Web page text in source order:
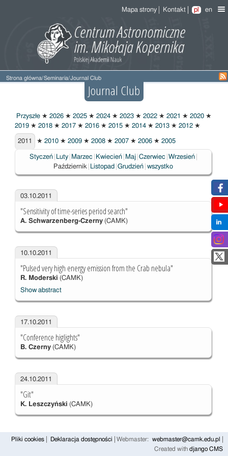
Mapa strony Kontakt pl en
Strona główna/Seminaria/Journal Club
Journal Club
Przyszłe ★ 2026 ★ 2025 ★ 2024 ★ 2023 ★ 2022 ★ 2021 ★ 2020 ★
2019 ★ 2018 ★ 2017 ★ 2016 ★ 2015 ★ 2014 ★ 2013 ★ 2012 ★
2011
2011 ★ 2010 ★ 2009 ★ 2008 ★ 2007 ★ 2006 ★ 2005
Styczeń Luty Marzec Kwiecień Maj Czerwiec Wrzesień
Październik
Listopad Grudzień wszystko
03.10.2011
"Sensitivity of time-series period search"
A. Schwarzenberg-Czerny(CAMK)
10.10.2011
"Pulsed very high energy emission from the Crab nebula"
R. Moderski (CAMK)
Show abstract
17.10.2011
"Conference higlights"
B. Czerny(CAMK)
24.10.2011
"Git"
K. Leszczyński (CAMK)
Pliki cookies Deklaracja dostępności Webmaster:
webmaster@camk.edu.pl
Created with django CMS